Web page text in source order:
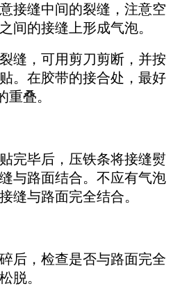
接缝中间的裂缝，注意空
间的接缝上形成气泡。
，可用剪刀剪断，并按
。在胶带的接合处，最好
重叠。
毕后，压铁条将接缝熨
与路面结合。不应有气泡
缝与路面完全结合。
，检查是否与路面完全
脱。